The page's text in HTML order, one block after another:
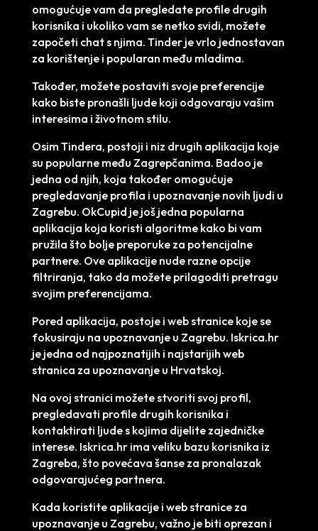
omogućuje vam da pregledate profile drugih
korisnika i ukoliko vam se netko svidi, možete
započeti chat s njima. Tinder je vrlo jednostavan
za korištenje i popularan među mladima.
Također, možete postaviti svoje preferencije
kako biste pronašli ljude koji odgovaraju vašim
interesima i životnom stilu.
Osim Tindera, postoji i niz drugih aplikacija koje
su popularne među Zagrepčanima. Badoo je
jedna od njih, koja također omogućuje
pregledavanje profila i upoznavanje novih ljudi u
Zagrebu. OkCupid je još jedna popularna
aplikacija koja koristi algoritme kako bi vam
pružila što bolje preporuke za potencijalne
partnere. Ove aplikacije nude razne opcije
filtriranja, tako da možete prilagoditi pretragu
svojim preferencijama.
Pored aplikacija, postoje i web stranice koje se
fokusiraju na upoznavanje u Zagrebu. Iskrica.hr
je jedna od najpoznatijih i najstarijih web
stranica za upoznavanje u Hrvatskoj.
Na ovoj stranici možete stvoriti svoj profil,
pregledavati profile drugih korisnika i
kontaktirati ljude s kojima dijelite zajedničke
interese. Iskrica.hr ima veliku bazu korisnika iz
Zagreba, što povećava šanse za pronalazak
odgovarajućeg partnera.
Kada koristite aplikacije i web stranice za
upoznavanje u Zagrebu, važno je biti oprezan i